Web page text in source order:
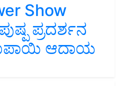
Show
ಪ್ರದರ್ಶನ
ಆದಾಯ